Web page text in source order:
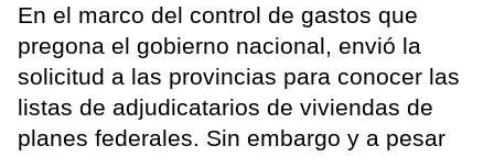
En el marco del control de gastos que
pregona el gobierno nacional, envió la
solicitud a las provincias para conocer las
listas de adjudicatarios de viviendas de
planes federales. Sin embargo y a pesar